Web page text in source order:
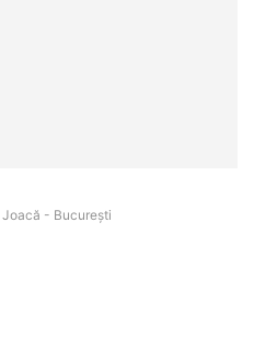
Joacă - Bucureşti